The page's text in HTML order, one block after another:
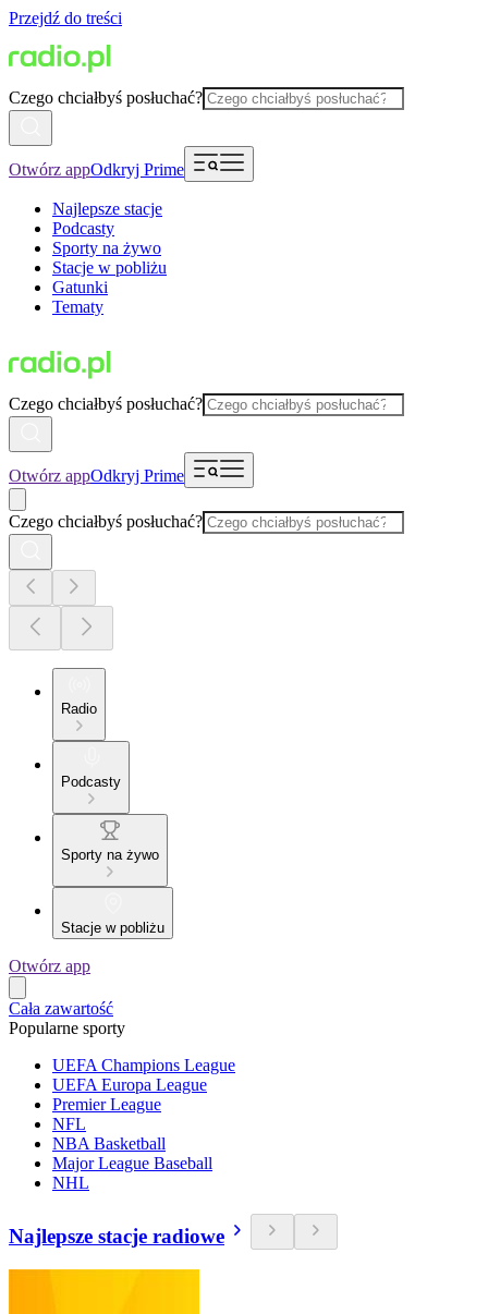
Przejdź do treści
Czego chciałbyś posłuchać?
Otwórz appOdkryj Prime
Najlepsze stacje
Podcasty
Sporty na żywo
Stacje w pobliżu
Gatunki
Tematy
Czego chciałbyś posłuchać?
Otwórz appOdkryj Prime
Czego chciałbyś posłuchać?
Radio
Podcasty
Sporty na żywo
Stacje w pobliżu
Otwórz app
Cała zawartość
Popularne sporty
UEFA Champions League
UEFA Europa League
Premier League
NFL
NBA Basketball
Major League Baseball
NHL
Najlepsze stacje radiowe